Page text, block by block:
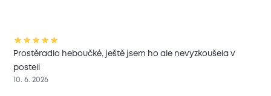
Prostěradlo heboučké, ještě jsem ho ale nevyzkoušela v
posteli
10. 6. 2026